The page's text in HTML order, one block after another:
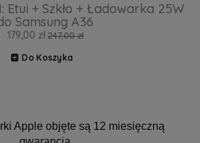
Etui + Szkło + Ładowarka 25W
Samsung A36
179,00 zł 247,00 zł
Do Koszyka
Apple objęte są 12 miesięczną